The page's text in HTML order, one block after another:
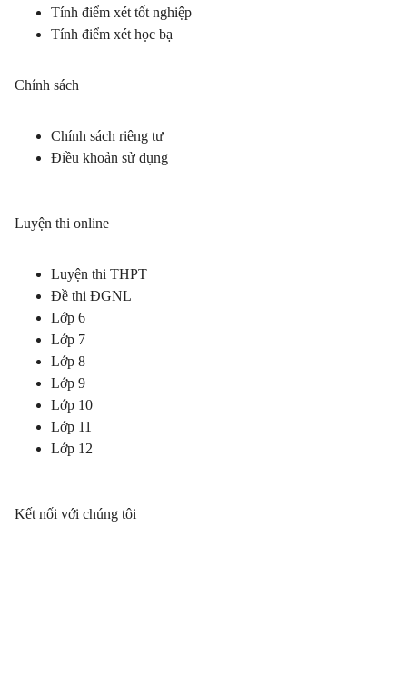
Tính điểm xét tốt nghiệp
Tính điểm xét học bạ
Chính sách
Chính sách riêng tư
Điều khoản sử dụng
Luyện thi online
Luyện thi THPT
Đề thi ĐGNL
Lớp 6
Lớp 7
Lớp 8
Lớp 9
Lớp 10
Lớp 11
Lớp 12
Kết nối với chúng tôi